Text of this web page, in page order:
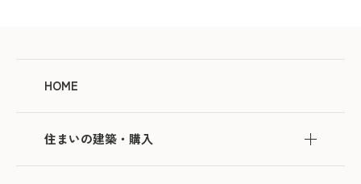
HOME
住まいの建築・購入